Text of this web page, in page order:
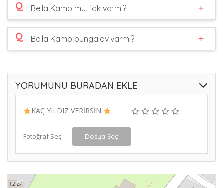
Q Bella Kamp mutfak varmı?
Q Bella Kamp bungalov varmı?
YORUMUNU BURADAN EKLE
KAÇ YILDIZ VERİRSİN
Fotoğraf Seç Dosya Seç